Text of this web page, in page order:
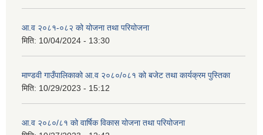
आ.व २०८१-०८२ को योजना तथा परियोजना
मिति: 10/04/2024 - 13:30
माण्डवी गाउँपालिकाको आ.व २०८०/०८१ को बजेट तथा कार्यक्रम पुस्तिका
मिति: 10/29/2023 - 15:12
आ.व २०८०/८१ को वार्षिक विकास योजना तथा परियोजना